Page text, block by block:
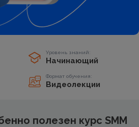
Уровень знаний:
Начинающий
Формат обучения:
Видеолекции
полезен курс SMM